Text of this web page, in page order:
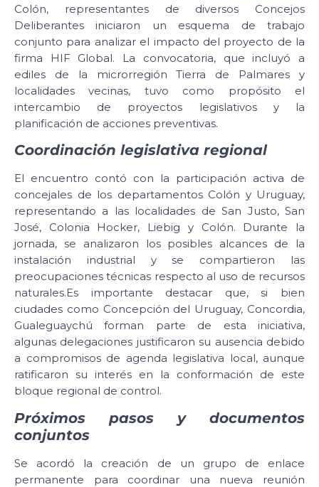
Colón, representantes de diversos Concejos
Deliberantes iniciaron un esquema de trabajo
conjunto para analizar el impacto del proyecto de la
firma HIF Global. La convocatoria, que incluyó a
ediles de la microrregión Tierra de Palmares y
localidades vecinas, tuvo como propósito el
intercambio de proyectos legislativos y la
planificación de acciones preventivas.
Coordinación legislativa regional
El encuentro contó con la participación activa de
concejales de los departamentos Colón y Uruguay,
representando a las localidades de San Justo, San
José, Colonia Hocker, Liebig y Colón. Durante la
jornada, se analizaron los posibles alcances de la
instalación industrial y se compartieron las
preocupaciones técnicas respecto al uso de recursos
naturales.Es importante destacar que, si bien
ciudades como Concepción del Uruguay, Concordia,
Gualeguaychú forman parte de esta iniciativa,
algunas delegaciones justificaron su ausencia debido
a compromisos de agenda legislativa local, aunque
ratificaron su interés en la conformación de este
bloque regional de control.
Próximos pasos y documentos
conjuntos
Se acordó la creación de un grupo de enlace
permanente para coordinar una nueva reunión